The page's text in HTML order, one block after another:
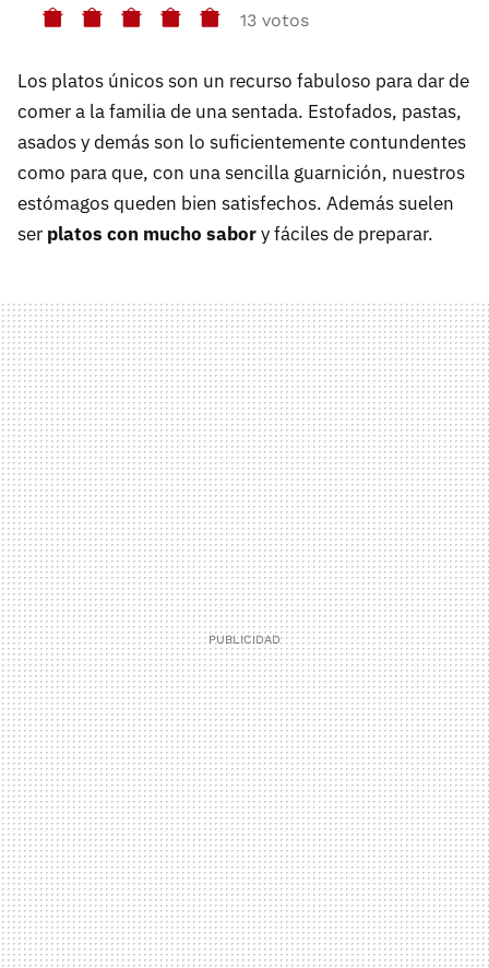
13 votos
Los platos únicos son un recurso fabuloso para dar de
comer a la familia de una sentada. Estofados, pastas,
asados y demás son lo suficientemente contundentes
como para que, con una sencilla guarnición, nuestros
estómagos queden bien satisfechos. Además suelen
ser platos con mucho sabory fáciles de preparar.